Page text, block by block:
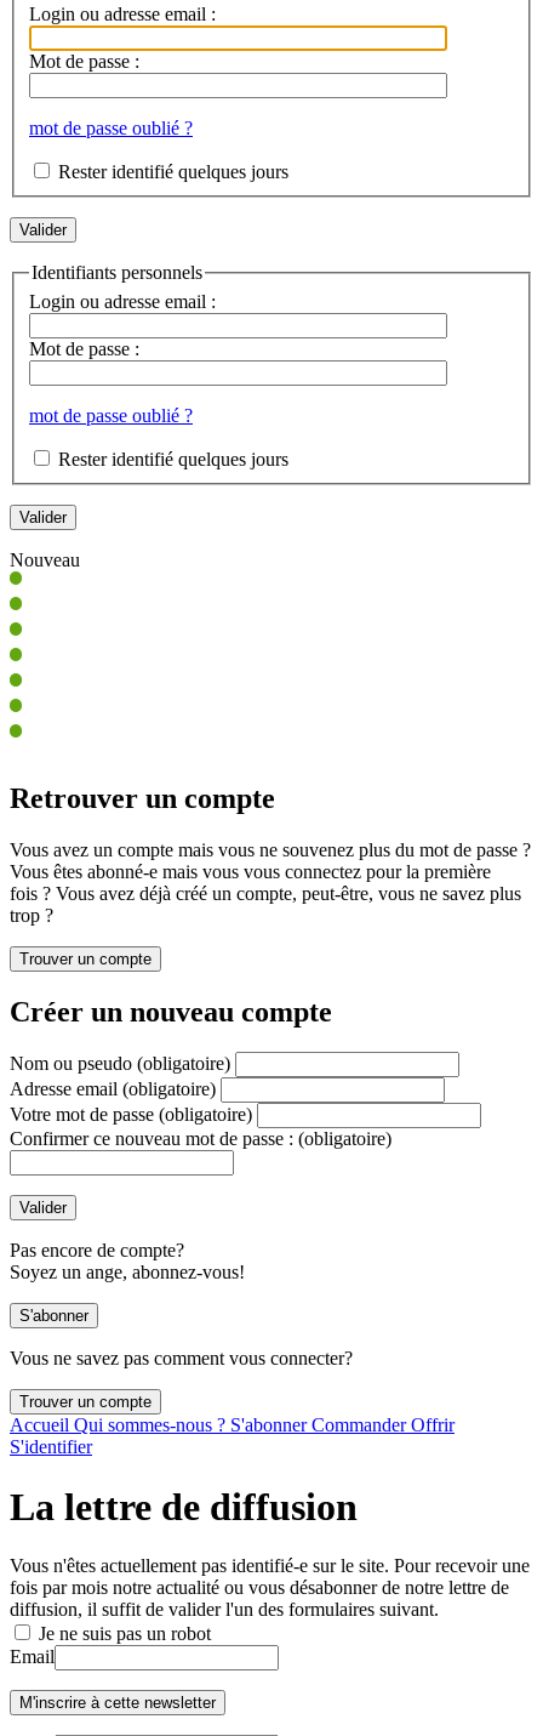
Login ou adresse email :
Mot de passe :
mot de passe oublié ?
Rester identifié quelques jours
Identifiants personnels
Login ou adresse email :
Mot de passe :
mot de passe oublié ?
Rester identifié quelques jours
Nouveau
Retrouver un compte
Vous avez un compte mais vous ne souvenez plus du mot de passe ?
Vous êtes abonné-e mais vous vous connectez pour la première
fois ? Vous avez déjà créé un compte, peut-être, vous ne savez plus
trop ?
Créer un nouveau compte
Nom ou pseudo (obligatoire)
Adresse email (obligatoire)
Votre mot de passe (obligatoire)
Confirmer ce nouveau mot de passe : (obligatoire)
Pas encore de compte?
Soyez un ange, abonnez-vous!
Vous ne savez pas comment vous connecter?
Accueil Qui sommes-nous ? S'abonnerCommanderOffrir
S'identifier
La lettre de diffusion
Vous n'êtes actuellement pas identifié-e sur le site. Pour recevoir une
fois par mois notre actualité ou vous désabonner de notre lettre de
diffusion, il suffit de valider l'un des formulaires suivant.
Je ne suis pas un robot
Email